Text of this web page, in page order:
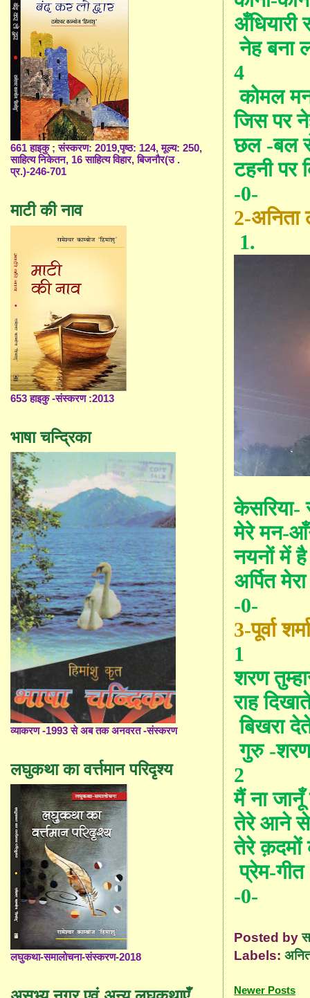
अँधियारी
नेह बना
4
कोमल
जिस पर
छल -बल
टहनी पर
-0-
2-अनिता
1.
केसरिया-
मेरेमन-
नयनों में
अर्पित
-0-
3-पूर्वा
1
शरण
राह
बिखरा
गुरु -
2
मैं ना
तेरे आने से
तेरे
प्रेम-गीत
-0-
Posted by
Labels:
Newer Posts
661 हाइकु ; संस्करण: 2019,पृष्ठ: 124, मूल्य: 250,
साहित्य निकेतन, 16 साहित्य विहार, बिजनौर(उ .
प्र.)-246-701
माटी की नाव
653 हाइकु -संस्करण :2013
भाषा चन्द्रिका
व्याकरण -1993 से अब तक अनवरत -संस्करण
लघुकथा का वर्त्तमान परिदृश्य
लघुकथा-समालोचना-संस्करण-2018